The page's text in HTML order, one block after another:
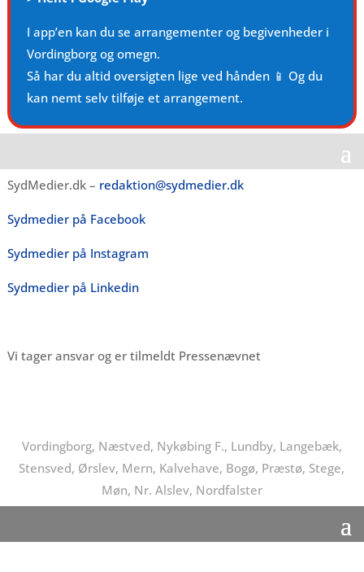
I app’en kan du se arrangementer og begivenheder i
Vordingborg og omegn.
Så har du altid oversigten lige ved hånden 📱 Og du
kan nemt selv tilføje et arrangement.
SydMedier.dk – redaktion@sydmedier.dk
Sydmedier på Facebook
Sydmedier på Instagram
Sydmedier på Linkedin
Vi tager ansvar og er tilmeldt Pressenævnet
Vordingborg, Næstved, Nykøbing F., Lundby, Langebæk,
Stensved, Ørslev, Mern, Kalvehave, Bogø, Præstø, Stege,
Møn, Nr. Alslev, Nordfalster